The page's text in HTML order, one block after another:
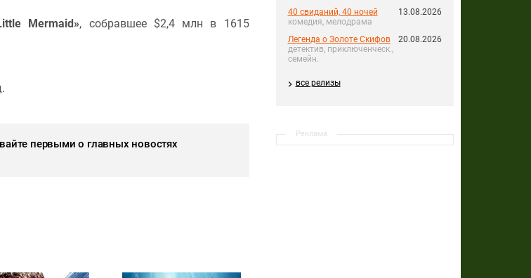
40 свиданий, 40 ночей
комедия, мелодрама
13.08.2026
Легенда о Золоте Скифов
детектив, приключенческ.,
семейн.
20.08.2026
все релизы
Реклама
Mermaid», собравшее $2,4 млн в 1615
первыми о главных новостях